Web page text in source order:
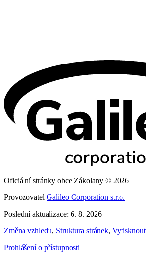
Oficiální stránky obce Zákolany © 2026
Provozovatel Galileo Corporation s.r.o.
Poslední aktualizace: 6. 8. 2026
Změna vzhledu, Struktura stránek, Vytisknout
Prohlášení o přístupnosti